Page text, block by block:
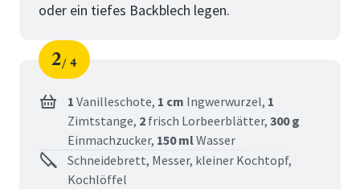
oder ein tiefes Backblech legen.
Schritt
2
von
4
1 Vanilleschote, 1 cm Ingwerwurzel, 1
Zimtstange, 2 frisch Lorbeerblätter, 300 g
Einmachzucker, 150 mlWasser
Schneidebrett, Messer, kleiner Kochtopf,
Kochlöffel